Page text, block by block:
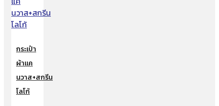
กระเป๋า
ผ้าแค
นวาส+สกรีน
โลโก้